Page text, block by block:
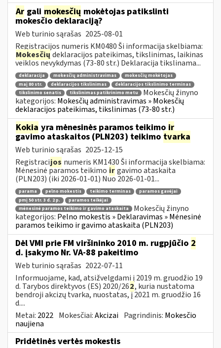
Ar gali mokesčių mokėtojas patikslinti
mokesčio deklaraciją?
Web turinio sąrašas 2025-08-01
Registracijos numeris KM0480 Ši informacija skelbiama:
Mokesčių deklaracijos pateikimas, tikslinimas, laikinas
veiklos nevykdymas (73-80 str.) Deklaracija tikslinama...
deklaracija mokesčių administravimas
mokesčių mokėtojas
maį 80 str.
deklaracijos tikslinimas
deklaracijos tikslinimo terminas
tikslinimo senatis
tikslinimas patikrinimo metu
Mokesčių žinyno
kategorijos: Mokesčių administravimas » Mokesčių
deklaracijos pateikimas, tikslinimas (73-80 str.)
Kokia yra mėnesinės paramos teikimo ir
gavimo ataskaitos (PLN203) teikimo tvarka
Web turinio sąrašas 2025-12-15
Registracijos numeris KM1430 Ši informacija skelbiama:
Mėnesinė paramos teikimo irgavimo ataskaita
(PLN203) (iki 2026-01-01) Nuo 2026-01-01...
parama pelno mokestis teikimo terminas
paramos gavėjai
pmį 50 str. 3 d. 2 p.
paramos teikėjai
mėnesinė paramos teikimo ir gavimo ataskaita
Mokesčių žinyno
kategorijos: Pelno mokestis » Deklaravimas » Mėnesinė
paramos teikimo ir gavimo ataskaita (PLN203)
Dėl VMI prie FM viršininko 2010 m. rugpjūčio 2
d. įsakymo Nr. VA-88 pakeitimo
Web turinio sąrašas 2022-07-11
Informuojame, kad, atsižvelgdami į 2019 m. gruodžio 19
d. Tarybos direktyvos (ES) 2020/262, kuria nustatoma
bendroji akcizų tvarka, nuostatas, į 2021 m. gruodžio 16
d....
Metai: 2022 Mokesčiai:Akcizai Pagrindinis: Mokesčio
naujiena
Pridėtinės vertės mokestis